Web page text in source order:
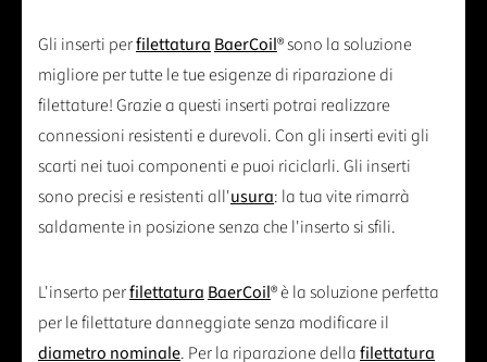
Gli inserti perfilettatura BaerCoil® sono la soluzione
migliore per tutte le tue esigenze di riparazione di
filettature! Grazie a questi inserti potrai realizzare
connessioni resistenti e durevoli. Con gli inserti eviti gli
scarti nei tuoi componenti e puoi riciclarli. Gli inserti
sono precisi e resistenti all'usura: la tua vite rimarrà
saldamente in posizione senza che l'inserto si sfili.
L'inserto perfilettatura BaerCoil® è la soluzione perfetta
per le filettature danneggiate senza modificare il
diametro nominale. Per la riparazione dellafilettatura